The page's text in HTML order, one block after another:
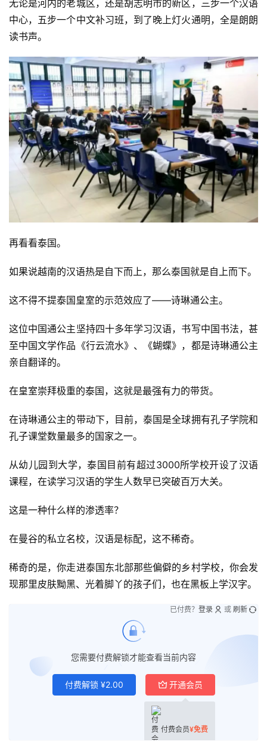
无论是河内的老城区，还是胡志明市的新区，三步一个汉语
中心，五步一个中文补习班，到了晚上灯火通明，全是朗朗
读书声。
再看看泰国。
如果说越南的汉语热是自下而上，那么泰国就是自上而下。
这不得不提泰国皇室的示范效应了——诗琳通公主。
这位中国通公主坚持四十多年学习汉语，书写中国书法，甚
至中国文学作品《行云流水》、《蝴蝶》，都是诗琳通公主
亲自翻译的。
在皇室崇拜极重的泰国，这就是最强有力的带货。
在诗琳通公主的带动下，目前，泰国是全球拥有孔子学院和
孔子课堂数量最多的国家之一。
从幼儿园到大学，泰国目前有超过3000所学校开设了汉语
课程，在读学习汉语的学生人数早已突破百万大关。
这是一种什么样的渗透率？
在曼谷的私立名校，汉语是标配，这不稀奇。
稀奇的是，你走进泰国东北部那些偏僻的乡村学校，你会发
现那里皮肤黝黑、光着脚丫的孩子们，也在黑板上学汉字。
您需要付费解锁才能查看当前内容
付费解锁 ¥2.00 开通会员
付费会员¥免费
已付费？ 登录 或 刷新